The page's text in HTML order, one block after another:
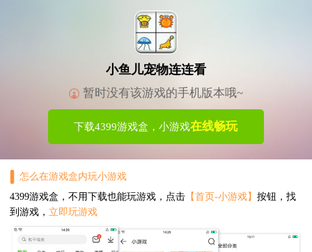
小鱼儿宠物连连看
暂时没有该游戏的手机版本哦~
下载4399游戏盒，小游戏在线畅玩
怎么在游戏盒内玩小游戏
4399游戏盒，不用下载也能玩游戏，点击【首页-小游戏】 按钮，找
到游戏， 立即玩游戏